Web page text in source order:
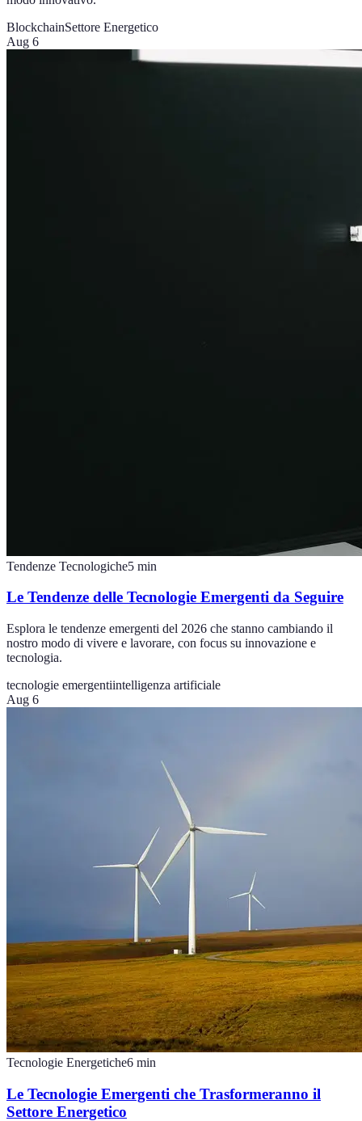
BlockchainSettore Energetico
Aug 6
Tendenze Tecnologiche5 min
Le Tendenze delle Tecnologie Emergenti da Seguire
Esplora le tendenze emergenti del 2026 che stanno cambiando il
nostro modo di vivere e lavorare, con focus su innovazione e
tecnologia.
tecnologie emergentiintelligenza artificiale
Aug 6
Tecnologie Energetiche6 min
Le Tecnologie Emergenti che Trasformeranno il
Settore Energetico